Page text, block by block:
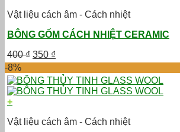
Vật liệu cách âm - Cách nhiệt
BÔNG GỐM CÁCH NHIỆT CERAMIC
400₫ Giá
gốc
là:
400 ₫.
350 ₫
hiện
tại
là:
350 ₫.
-8%
+
Vật liệu cách âm - Cách nhiệt